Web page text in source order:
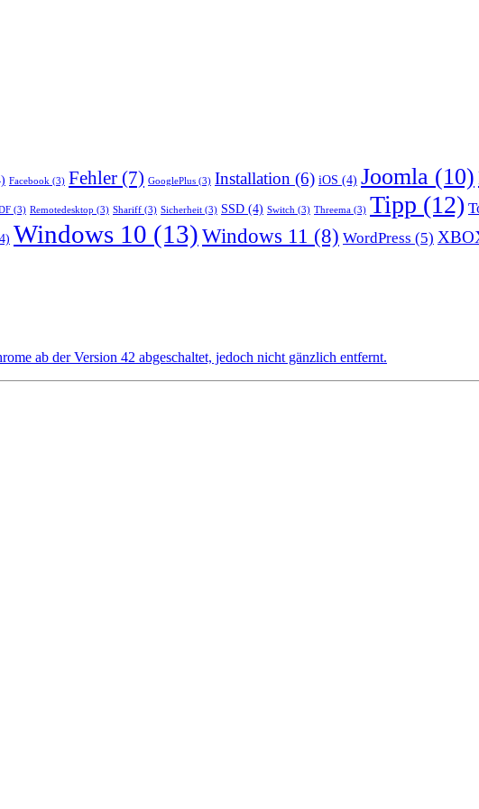
Facebook (3) Fehler (7) GooglePlus (3) Installation (6) iOS (4) Joomla (10)
(3) Remotedesktop (3) Shariff (3) Sicherheit (3) SSD (4) Switch (3) Threema (3) Tipp (12)
Windows 10 (13) Windows 11 (8) WordPress (5)
ab der Version 42 abgeschaltet, jedoch nicht gänzlich entfernt.